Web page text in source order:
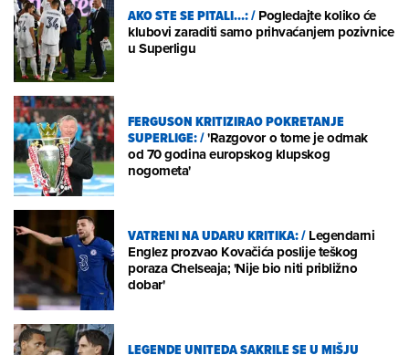
AKO STE SE PITALI...:/Pogledajte koliko će
klubovi zaraditi samo prihvaćanjem pozivnice
u Superligu
FERGUSON KRITIZIRAO POKRETANJE
SUPERLIGE:/'Razgovor o tome je odmak
od 70 godina europskog klupskog
nogometa'
VATRENI NA UDARU KRITIKA:/Legendarni
Englez prozvao Kovačića poslije teškog
poraza Chelseaja; 'Nije bio niti približno
dobar'
LEGENDE UNITEDA SAKRILE SE U MIŠJU